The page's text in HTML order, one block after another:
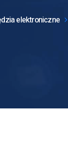
elektroniczne